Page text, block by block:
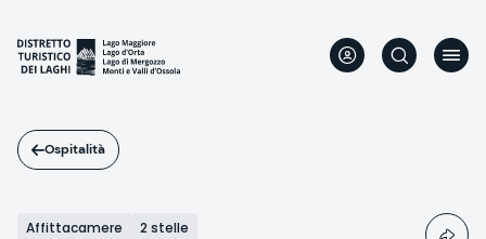
contenuto
principale
Ospitalità
Affittacamere 2 stelle